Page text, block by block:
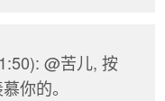
@苦儿, 按
你的。